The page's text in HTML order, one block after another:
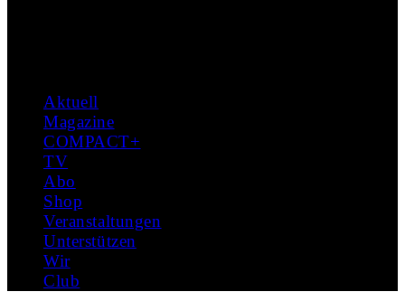
Aktuell
Magazine
COMPACT+
TV
Abo
Shop
Veranstaltungen
Unterstützen
Wir
Club